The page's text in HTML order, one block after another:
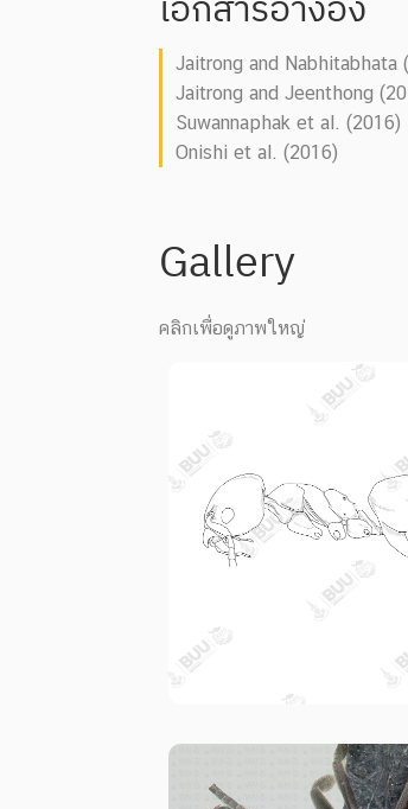
Jaitrong and Nabhitabhata
Jaitrong and Jeenthong
Suwannaphak et al. (2016)
Onishi et al. (2016)
Gallery
คลิกเพื่อดูภาพใหญ่